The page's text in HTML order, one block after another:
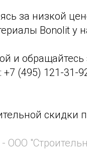
за низкой
Bonolit у
и
(495) 121-31-
скидки
ООО